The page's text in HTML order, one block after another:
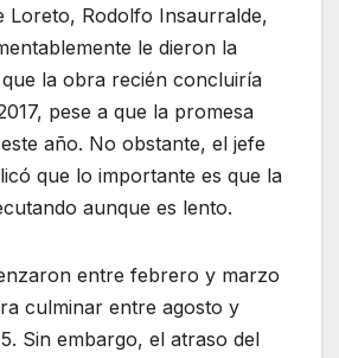
Loreto, Rodolfo Insaurralde,
le dieron la
la obra recién concluiría
pese a que la promesa
año. No obstante, el jefe
que lo importante es que la
aunque es lento.
entre febrero y marzo
culminar entre agosto y
Sin embargo, el atraso del